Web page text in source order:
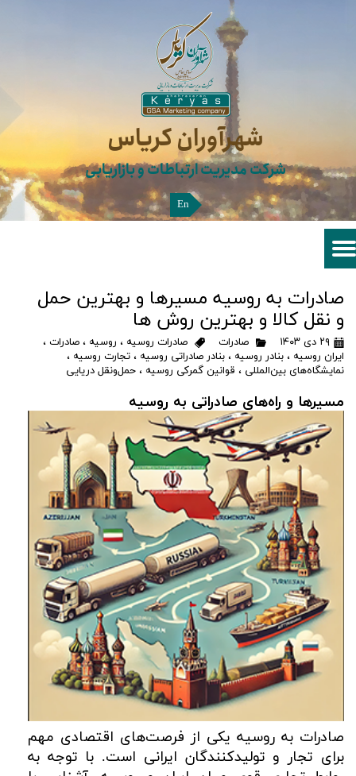
شهرآوران کریاس​​​​​​​
شرکت مدیریت ارتباطات و بازاریابی
En
صادرات به روسیه مسیرها و بهترین حمل
و نقل کالا و بهترین روش ها
۲۹ دی ۱۴۰۳ صادرات صادرات روسیه ، روسیه ، صادرات ،
ایران روسیه ، بنادر روسیه ، بنادر صادراتی روسیه ، تجارت روسیه ،
نمایشگاه‌های بین‌المللی ، قوانین گمرکی روسیه ، حمل‌ونقل دریایی
مسیرها و راه‌های صادراتی به روسیه
صادرات به روسیه یکی از فرصت‌های اقتصادی مهم
برای تجار و تولیدکنندگان ایرانی است. با توجه به